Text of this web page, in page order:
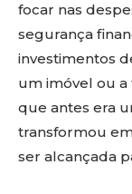
focar nas
segurança
investimentos
um imóvel ou a
que antes era
transformou
ser alcançada